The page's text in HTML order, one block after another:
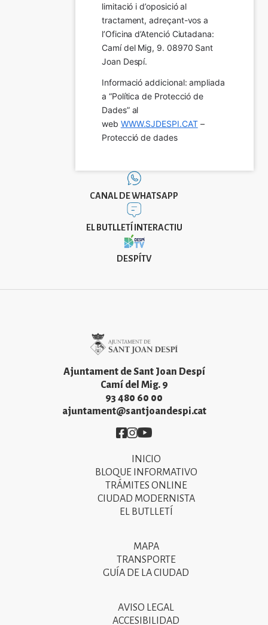
limitació i d’oposició al
tractament, adreçant-vos a
l’Oficina d’Atenció Ciutadana:
Camí del Mig, 9. 08970 Sant
Joan Despí.
Informació addicional: ampliada
a “Política de Protecció de
Dades” al
web WWW.SJDESPI.CAT –
Protecció de dades
CANAL DE WHATSAPP
EL BUTLLETÍ INTERACTIU
DESPÍTV
Ajuntament de Sant Joan Despí
Camí del Mig. 9
93 480 60 00
ajuntament@santjoandespi.cat
Imatge
Imatge
Imatge
INICIO
BLOQUE INFORMATIVO
TRÁMITES ONLINE
CIUDAD MODERNISTA
EL BUTLLETÍ
MAPA
TRANSPORTE
GUÍA DE LA CIUDAD
AVISO LEGAL
ACCESIBILIDAD